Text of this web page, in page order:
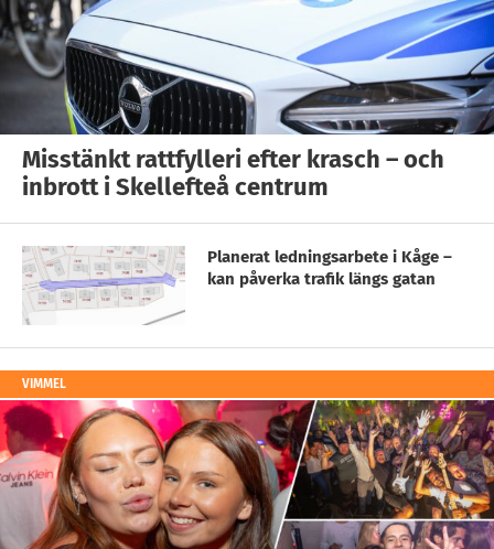
Misstänkt rattfylleri efter krasch – och
inbrott i Skellefteå centrum
Planerat ledningsarbete i Kåge –
kan påverka trafik längs gatan
VIMMEL